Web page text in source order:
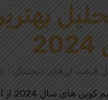
قیمت ارزهای دیجیتال